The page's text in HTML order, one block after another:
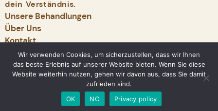
dein Verständnis.
Unsere Behandlungen
Über Uns
Kontakt
Gutschein
Termin Vereinbaren
Impressum/
AGB
Wir verwenden Cookies, um sicherzustellen, dass wir Ihnen
das beste Erlebnis auf unserer Website bieten. Wenn Sie diese
Website weiterhin nutzen, gehen wir davon aus, dass Sie damit
zufrieden sind.
OK
NO Privacy policy